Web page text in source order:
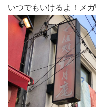
いつでもいけるよ！メ